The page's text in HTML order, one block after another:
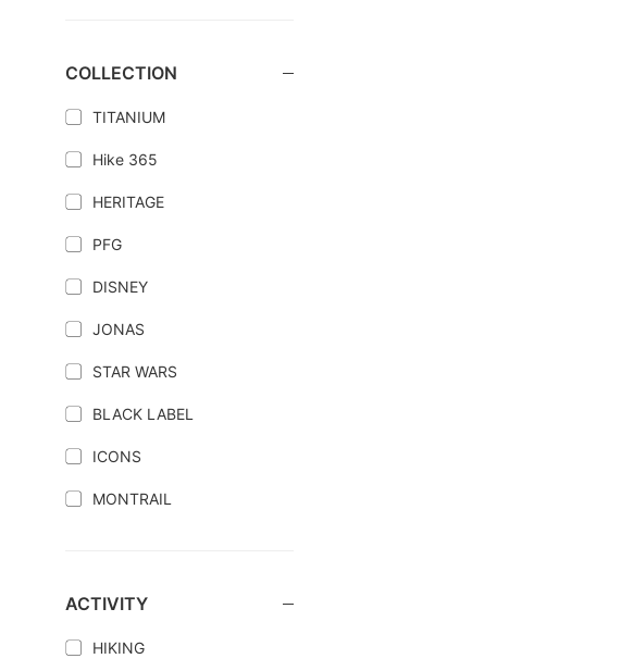
COLLECTION
TITANIUM
Hike 365
HERITAGE
PFG
DISNEY
JONAS
STAR WARS
BLACK LABEL
ICONS
MONTRAIL
ACTIVITY
HIKING